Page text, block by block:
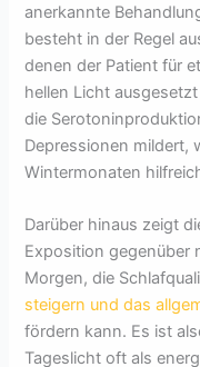
anerkannte
besteht in der Regel
denen der Patient für
hellen Licht
die
Depressionen mildert,
Wintermonaten
Darüber hinaus zeigt
Exposition gegenüber
Morgen, die
steigern und das
fördern kann. Es ist
Tageslicht oft als